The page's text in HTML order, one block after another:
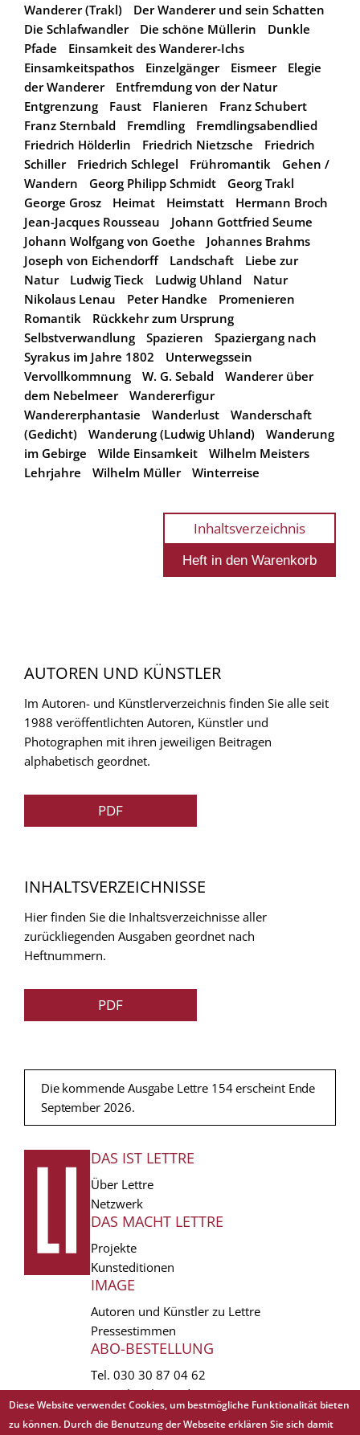
Wanderer (Trakl)
Der Wanderer und sein Schatten
Die Schlafwandler
Die schöne Müllerin
Dunkle
Pfade
Einsamkeit des Wanderer-Ichs
Einsamkeitspathos
Einzelgänger Eismeer
Elegie
der Wanderer
Entfremdung von der Natur
Entgrenzung
Faust Flanieren
Franz Schubert
Franz Sternbald
Fremdling
Fremdlingsabendlied
Friedrich Hölderlin
Friedrich Nietzsche
Friedrich
Schiller
Friedrich Schlegel Frühromantik
Gehen /
Wandern
Georg Philipp Schmidt
Georg Trakl
George Grosz
Heimat Heimstatt
Hermann Broch
Jean-Jacques Rousseau
Johann Gottfried Seume
Johann Wolfgang von Goethe
Johannes Brahms
Joseph von Eichendorff
Landschaft
Liebe zur
Natur
Ludwig Tieck Ludwig Uhland
Natur
Nikolaus Lenau
Peter Handke
Promenieren
Romantik
Rückkehr zum Ursprung
Selbstverwandlung
Spazieren
Spaziergang nach
Syrakus im Jahre 1802
Unterwegssein
Vervollkommnung
W. G. Sebald
Wanderer über
dem Nebelmeer
Wandererfigur
Wandererphantasie
Wanderlust
Wanderschaft
(Gedicht)
Wanderung (Ludwig Uhland)
Wanderung
im Gebirge
Wilde Einsamkeit
Wilhelm Meisters
Lehrjahre
Wilhelm Müller Winterreise
Inhaltsverzeichnis
AUTOREN UND KÜNSTLER
Im Autoren- und Künstlerverzeichnis finden Sie alle seit
1988 veröffentlichten Autoren, Künstler und
Photographen mit ihren jeweiligen Beitragen
alphabetisch geordnet.
PDF
INHALTSVERZEICHNISSE
Hier finden Sie die Inhaltsverzeichnisse aller
zurückliegenden Ausgaben geordnet nach
Heftnummern.
PDF
Die kommende Ausgabe Lettre 154 erscheint Ende
September 2026.
FUSSZEILE
DAS IST LETTRE
Über Lettre
Netzwerk
DAS MACHT LETTRE
Projekte
Kunsteditionen
IMAGE
Autoren und Künstler zu Lettre
Pressestimmen
ABO-BESTELLUNG
Tel. 030 30 87 04 62
vertrieb(at)lettre.de
Diese Website verwendet Cookies, um bestmögliche Funktionalität bieten
zu können. Durch die Benutzung der Webseite erklären Sie sich damit